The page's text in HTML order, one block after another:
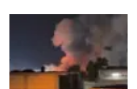
ಬಂದಿದ್ದೇ ರೋಚಕ..!